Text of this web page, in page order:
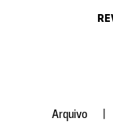
Arquivo